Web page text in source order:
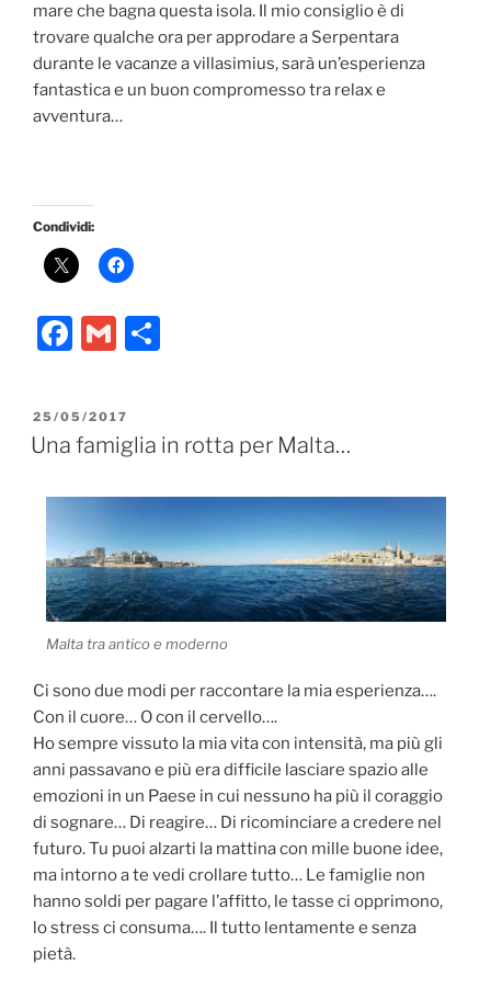
mare che bagna questa isola. Il mio consiglio è di
trovare qualche ora per approdare a Serpentara
durante le vacanze a villasimius, sarà un’esperienza
fantastica e un buon compromesso tra relax e
avventura…
Condividi:
F
c
e
o
o
k
G
ai
l
di
di
PUBBLICATO
IL
25/05/2017
Una famiglia in rotta per Malta…
Malta tra antico e moderno
Ci sono due modi per raccontare la mia esperienza….
Con il cuore… O con il cervello….
Ho sempre vissuto la mia vita con intensità, ma più gli
anni passavano e più era difficile lasciare spazio alle
emozioni in un Paese in cui nessuno ha più il coraggio
di sognare… Di reagire… Di ricominciare a credere nel
futuro. Tu puoi alzarti la mattina con mille buone idee,
ma intorno a te vedi crollare tutto… Le famiglie non
hanno soldi per pagare l’affitto, le tasse ci opprimono,
lo stress ci consuma…. Il tutto lentamente e senza
pietà.